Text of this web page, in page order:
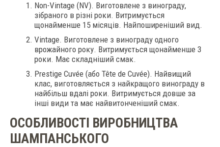
Non-Vintage (NV). Виготовлене з винограду,
зібраного в різні роки. Витримується
щонайменше 15 місяців. Найпоширеніший вид.
Vintage. Виготовлене з винограду одного
врожайного року. Витримується щонайменше 3
роки. Має складніший смак.
Prestige Cuvée (або Tête de Cuvée). Найвищий
клас, виготовляється з найкращого винограду в
найбільш вдалі роки. Витримується довше за
інші види та має найвитонченіший смак.
ОСОБЛИВОСТІ ВИРОБНИЦТВА
ШАМПАНСЬКОГО